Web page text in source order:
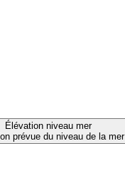
Élévation niveau mer
prévue du niveau de la mer